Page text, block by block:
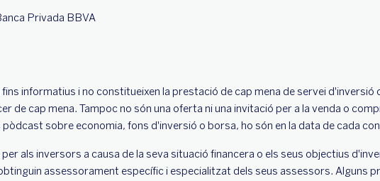
Privada BBVA
informatius i no constitueixen la prestació de cap mena de servei d'inversió
de cap mena. Tampoc no són una oferta ni una invitació per a la venda o
sobre economia, fons d'inversió o borsa, ho són en la data de cada
als inversors a causa de la seva situació financera o els seus objectius
assessorament específic i especialitzat dels seus assessors. Alguns